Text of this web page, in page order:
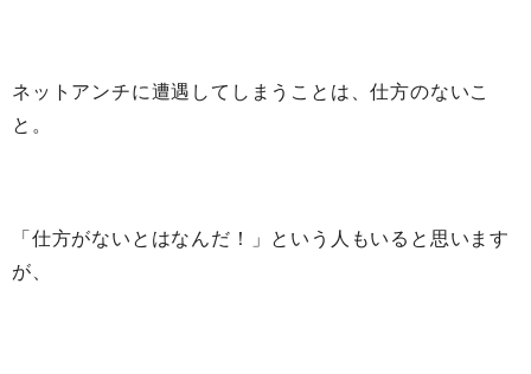
ネットアンチに遭遇してしまうことは、仕方のないこ
と。
「仕方がないとはなんだ！」という人もいると思います
が、